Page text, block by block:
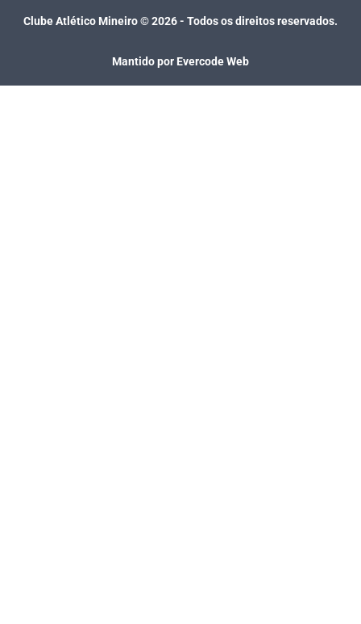
Clube Atlético Mineiro ©2026- Todos os direitos reservados.
Mantido por Evercode Web